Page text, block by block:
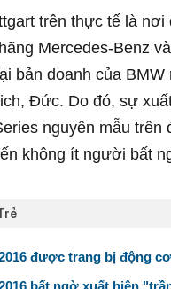
trên thực tế là nơi
Mercedes-Benz
bản doanh của BMW
Đức. Do đó, sự
nguyên mẫu trên
không ít người bất
được trang bị động